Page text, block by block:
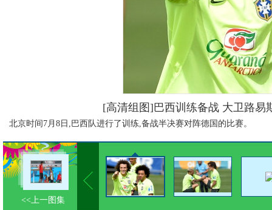
[高清组图]巴西训练备战 大卫路易
北京时间7月8日,巴西队进行了训练,备战半决赛对阵德国的比赛。
<<上一图集